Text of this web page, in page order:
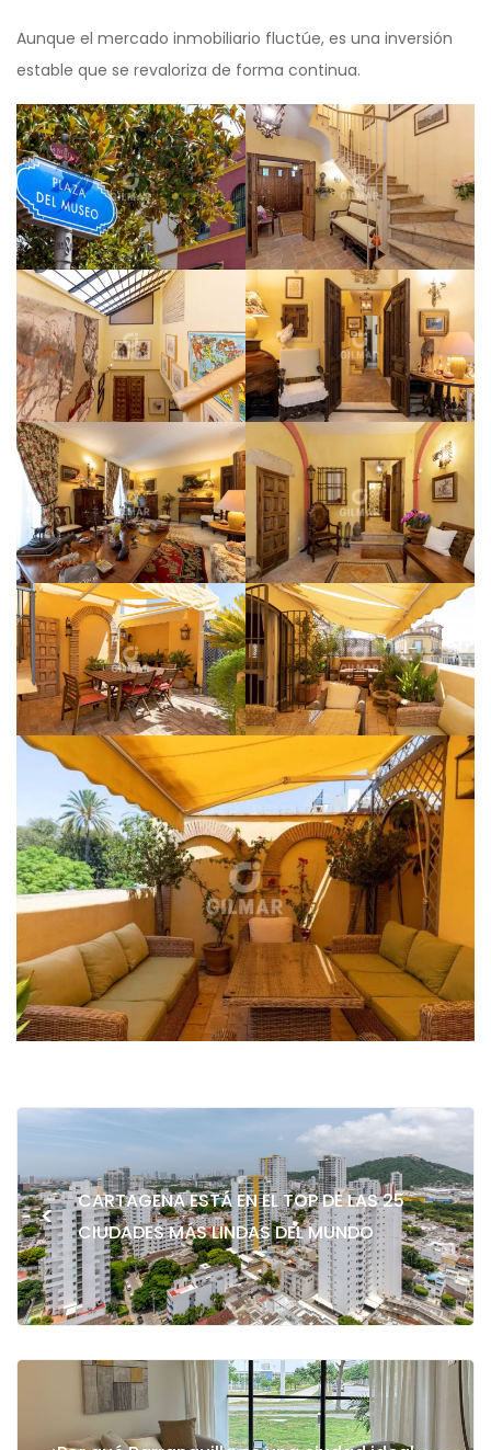
Aunque el mercado inmobiliario fluctúe, es una inversión
estable que se revaloriza de forma continua.
<
CARTAGENA ESTÁ EN EL TOP DE LAS 25
CIUDADES MÁS LINDAS DEL MUNDO